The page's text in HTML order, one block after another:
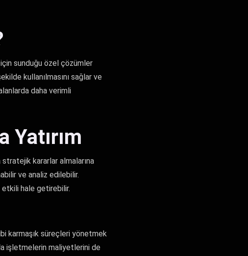
sunduğu özel çözümler
kullanılmasını sağlar ve
daha verimli
Yatırım
stratejik kararlar almalarına
ve analiz edilebilir.
hale getirebilir.
karmaşık süreçleri yönetmek
işletmelerin maliyetlerini de